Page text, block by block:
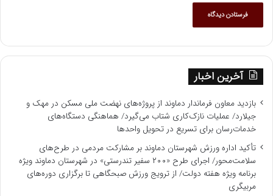
آخرین اخبار
بازدید معاون فرماندار دماوند از پروژه‌های نهضت ملی مسکن در مهک و
جیلارد/ عملیات نازک‌کاری شتاب می‌گیرد/ هماهنگی دستگاه‌های
خدمات‌رسان برای تسریع در تحویل واحدها
تأکید اداره ورزش شهرستان دماوند بر مشارکت مردمی در طرح‌های
سلامت‌محور/ اجرای طرح «۲۰۰ سفیر تندرستی» در شهرستان دماوند ویژه
برنامه‌ ویژه هفته دولت/ از ترویج ورزش صبحگاهی تا برگزاری دوره‌های
مربیگری